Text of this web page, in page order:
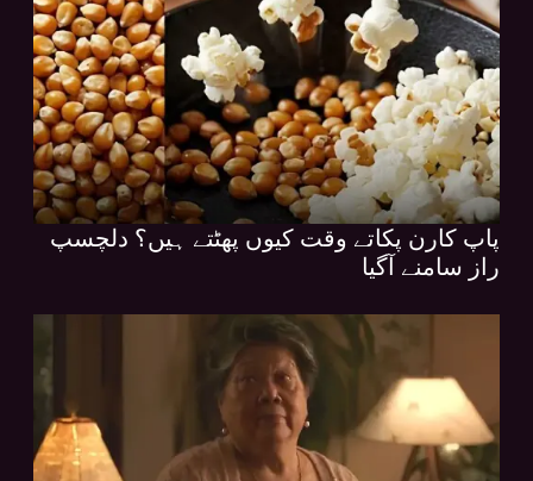
پاپ کارن پکاتے وقت کیوں پھٹتے ہیں؟ دلچسپ
راز سامنے آگیا